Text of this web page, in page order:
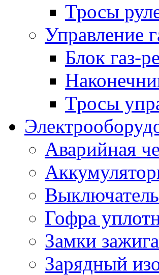
Тросы
Управление
Блок газ-
Тросы
Аварийная
Гофра
Замки
Зарядный